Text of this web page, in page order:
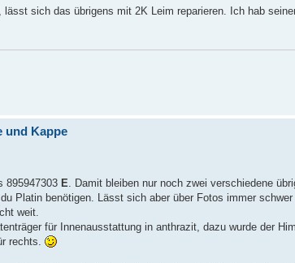
sich das übrigens mit 2K Leim reparieren. Ich hab
und Kappe
895947303 E . Damit bleiben nur noch zwei verschiedene
Platin benötigen. Lässt sich aber über Fotos immer schwer
weit.
für Innenausstattung in anthrazit, dazu wurde der
rechts.